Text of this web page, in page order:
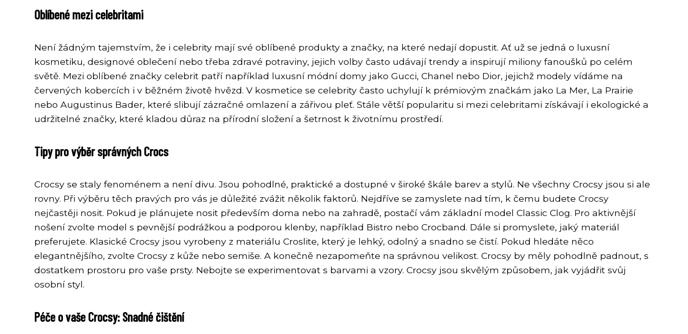
Oblíbené mezi celebritami
Není žádným tajemstvím, že i celebrity mají své oblíbené produkty a značky, na které nedají dopustit. Ať už se jedná o luxusní
kosmetiku, designové oblečení nebo třeba zdravé potraviny, jejich volby často udávají trendy a inspirují miliony fanoušků po celém
světě. Mezi oblíbené značky celebrit patří například luxusní módní domy jako Gucci, Chanel nebo Dior, jejichž modely vídáme na
červených kobercích i v běžném životě hvězd. V kosmetice se celebrity často uchylují k prémiovým značkám jako La Mer, La Prairie
nebo Augustinus Bader, které slibují zázračné omlazení a zářivou pleť. Stále větší popularitu si mezi celebritami získávají i ekologické a
udržitelné značky, které kladou důraz na přírodní složení a šetrnost k životnímu prostředí.
Tipy pro výběr správných Crocs
Crocsy se staly fenoménem a není divu. Jsou pohodlné, praktické a dostupné v široké škále barev a stylů. Ne všechny Crocsy jsou si ale
rovny. Při výběru těch pravých pro vás je důležité zvážit několik faktorů. Nejdříve se zamyslete nad tím, k čemu budete Crocsy
nejčastěji nosit. Pokud je plánujete nosit především doma nebo na zahradě, postačí vám základní model Classic Clog. Pro aktivnější
nošení zvolte model s pevnější podrážkou a podporou klenby, například Bistro nebo Crocband. Dále si promyslete, jaký materiál
preferujete. Klasické Crocsy jsou vyrobeny z materiálu Croslite, který je lehký, odolný a snadno se čistí. Pokud hledáte něco
elegantnějšího, zvolte Crocsy z kůže nebo semiše. A konečně nezapomeňte na správnou velikost. Crocsy by měly pohodlně padnout, s
dostatkem prostoru pro vaše prsty. Nebojte se experimentovat s barvami a vzory. Crocsy jsou skvělým způsobem, jak vyjádřit svůj
osobní styl.
Péče o vaše Crocsy: Snadné čištění